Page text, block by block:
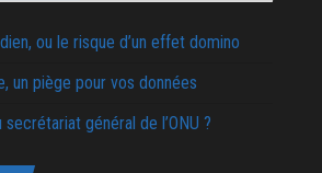
ou le risque d’un effet domino
un piège pour vos données
secrétariat général de l’ONU ?